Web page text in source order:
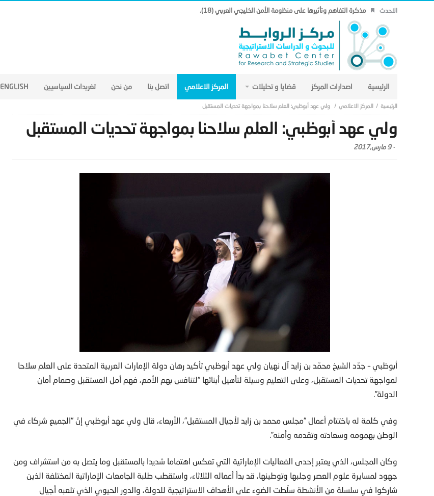
الاحدث مذكرة التفاهم وتأثيرها على منظومة الأمن الخليجي العربي (18).
الرئيسية اصدارات المركز قضايا و تحليلات المركز الاعلامي اتصل بنا من نحن تغريدات السياسيين ENGLISH
المركز الاعلامي ولي عهد أبوظبي: العلم سلاحنا بمواجهة تحديات المستقبل
ولي عهد أبوظبي: العلم سلاحنا بمواجهة تحديات المستقبل
-9 مارس,2017
أبوظبي – جدّد الشيخ محمّد بن زايد آل نهيان ولي عهد أبوظبي تأكيد رهان دولة الإمارات العربية المتحدة على العلم سلاحا
لمواجهة تحديات المستقبل، وعلى التعليم وسيلة لتأهيل أبنائها “لتنافس بهم الأمم، فهم أمل المستقبل وصمام أمان
الدولة”.
وفي كلمة له باختتام أعمال “مجلس محمد بن زايد لأجيال المستقبل”، الأربعاء، قال ولي عهد أبوظبي إنّ “الجميع شركاء في
الوطن بهمومه وسعادته وتقدمه وأمنه”.
وكان المجلس، الذي يعتبر إحدى الفعاليات الإماراتية التي تعكس اهتماما شديدا بالمستقبل وما يتصل به من استشراف ومن
جهود لمسايرة علوم العصر وجلبها وتوطينها، قد بدأ أعماله الثلاثاء، واستقطب طلبة الجامعات الإماراتية المختلفة الذين
شاركوا في سلسلة من الأنشطة سلّطت الضوء على الأهداف الاستراتيجية للدولة، والدور الحيوي الذي تلعبه أجيال